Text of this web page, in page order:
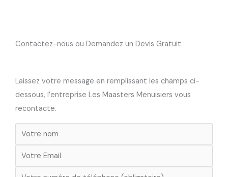
Contactez-nous ou Demandez un Devis Gratuit
Laissez votre message en remplissant les champs ci-
dessous, l’entreprise Les Maasters Menuisiers vous
recontacte.